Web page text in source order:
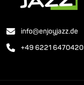
info@enjoyjazz.de
+49 6221 6470420